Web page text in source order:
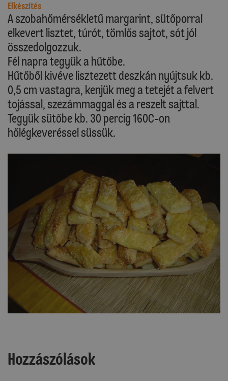
Elkészítés
A szobahőmérsékletű margarint, sütőporral
elkevert lisztet, túrót, tömlős sajtot, sót jól
összedolgozzuk.
Fél napra tegyük a hűtőbe.
Hűtőből kivéve lisztezett deszkán nyújtsuk kb.
0,5 cm vastagra, kenjük meg a tetejét a felvert
tojással, szezámmaggal és a reszelt sajttal.
Tegyük sütőbe kb. 30 percig 160C-on
hőlégkeveréssel süssük.
Hozzászólások